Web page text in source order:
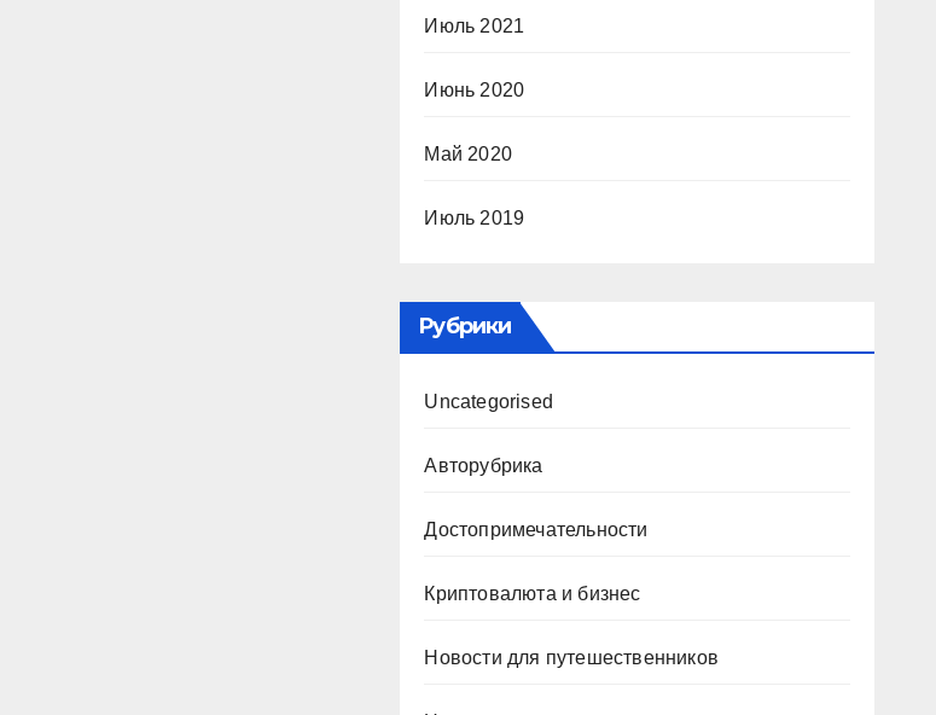
Июль 2021
Июнь 2020
Май 2020
Июль 2019
Рубрики
Uncategorised
Авторубрика
Достопримечательности
Криптовалюта и бизнес
Новости для путешественников